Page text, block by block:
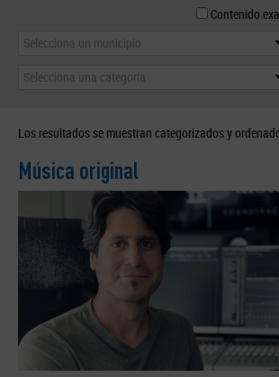
Contenido
Selecciona un municipio
Selecciona una categoría
Los resultados se muestran categorizados y
Música original